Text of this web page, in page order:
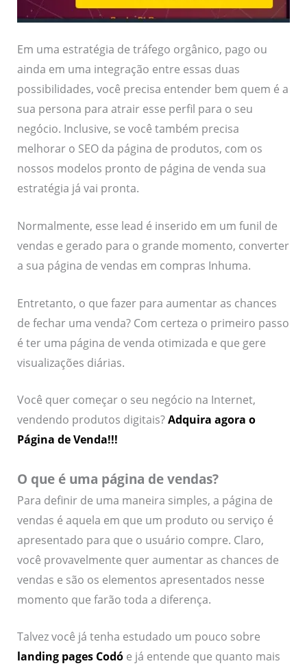
Em uma estratégia de tráfego orgânico, pago ou
ainda em uma integração entre essas duas
possibilidades, você precisa entender bem quem é a
sua persona para atrair esse perfil para o seu
negócio. Inclusive, se você também precisa
melhorar o SEO da página de produtos, com os
nossos modelos pronto de página de venda sua
estratégia já vai pronta.
Normalmente, esse lead é inserido em um funil de
vendas e gerado para o grande momento, converter
a sua página de vendas em compras Inhuma.
Entretanto, o que fazer para aumentar as chances
de fechar uma venda? Com certeza o primeiro passo
é ter uma página de venda otimizada e que gere
visualizações diárias.
Você quer começar o seu negócio na Internet,
vendendo produtos digitais?Adquira agora o
Página de Venda!!!
O que é uma página de vendas?
Para definir de uma maneira simples, a página de
vendas é aquela em que um produto ou serviço é
apresentado para que o usuário compre. Claro,
você provavelmente quer aumentar as chances de
vendas e são os elementos apresentados nesse
momento que farão toda a diferença.
Talvez você já tenha estudado um pouco sobre
landing pages Codóe já entende que quanto mais